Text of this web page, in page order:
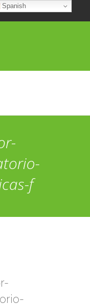
f
Spanish